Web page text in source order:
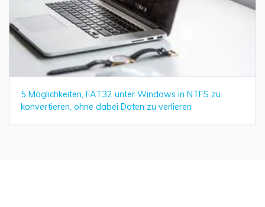
5 Möglichkeiten, FAT32 unter Windows in NTFS zu
konvertieren, ohne dabei Daten zu verlieren